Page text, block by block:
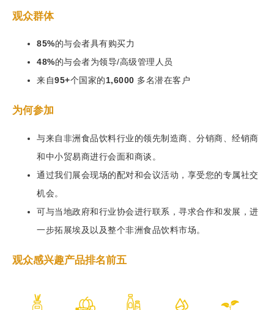
观众群体
85%的与会者具有购买力
48%的与会者为领导/高级管理人员
来自95+个国家的1,6000 多名潜在客户
为何参加
与来自非洲食品饮料行业的领先制造商、分销商、经销商
和中小贸易商进行会面和商谈。
通过我们展会现场的配对和会议活动，享受您的专属社交
机会。
可与当地政府和行业协会进行联系，寻求合作和发展，进
一步拓展埃及以及整个非洲食品饮料市场。
观众感兴趣产品排名前五